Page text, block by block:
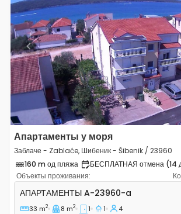
Previous
Апартаменты у моря
Заблаче - Zablaće, Шибеник - Šibenik / 23960
160 m од пляжа
БЕСПЛАТНАЯ отмена (14
Объекты проживания:
Однокомнатные апартаменты
АПАРТАМЕНТЫ A-23960-a
33 m2 8 m2 1 1 4